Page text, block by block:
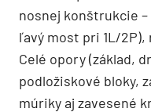
nosnej konštrukcie –
ľavý most pri 1L/2P),
Celé opory (základ,
podložiskové bloky,
múriky aj zavesené